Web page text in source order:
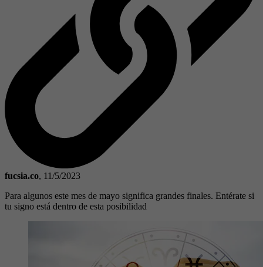
fucsia.co, 11/5/2023
Para algunos este mes de mayo significa grandes finales. Entérate si
tu signo está dentro de esta posibilidad